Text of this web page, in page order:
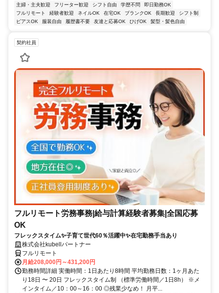
主婦・主夫歓迎 フリーター歓迎 シフト自由 学歴不問
即日勤務OK
フルリモート
経験者歓迎 ネイルOK 在宅OK ブランクOK 長期歓迎
シフト制
ピアスOK
服装自由 履歴書不要 友達と応募OK ひげOK 髪型・髪色自由
契約社員
フルリモート労務事務|給与計算経験者募集|全国応募
OK
フレックスタイム✨子育て世代60％活躍中✨在宅勤務手当あり
株式会社kubellパートナー
フルリモート
月給208,000円～431,200円
勤務時間詳細 実働時間：1日あたり8時間 平均勤務日数：1ヶ月あた
り18日 〜 20日 フレックスタイム制 （標準労働時間／1日8h） ※メ
インタイム／10：00～16：00 ◎残業少なめ！ 月平...